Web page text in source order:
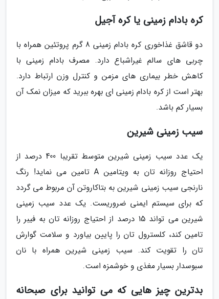
کره بادام زمینی یا کره آجیل
دو قاشق غذاخوری کره بادام زمینی 8 گرم پروتئین همراه با
چربی های سالم غیراشباع دارد. مصرف بادام زمینی با
کاهش خطر بیماری های مزمن و کنترل وزن ارتباط دارد.
بهتر است از کره بادام زمینی ای بهره ببرید که میزان نمک آن
بسیار کم باشد.
سیب زمینی شیرین
یک عدد سیب زمینی شیرین متوسط تقریبا 400 درصد از
احتیاج روزانه تان به ویتامین A تامین می نماید! رنگ
نارنجی سیب زمینی شیرین به بتاکاروتن آن مربوط می گردد
که برای سیستم ایمنی ضروریست. یک عدد سیب زمینی
شیرین می تواند 15 درصد از احتیاج روزانه تان به فیبر را
تامین کند، کلسترول تان را پایین بیاورد و سلامت گوارش
تان را تقویت کند. سیب زمینی شیرین همراه با نان
سبوسدار بسیار مغذی و خوشمزه است.
بدترین چیز هایی که می توانید برای صبحانه